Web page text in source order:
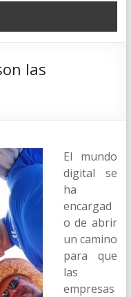
las
El mundo
digital se
ha
encargad
o de abrir
un camino
para que
las
empresas